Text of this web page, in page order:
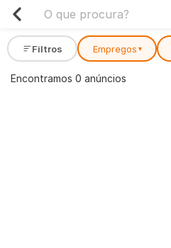
Filtros Empregos ▾
Encontramos 0 anúncios